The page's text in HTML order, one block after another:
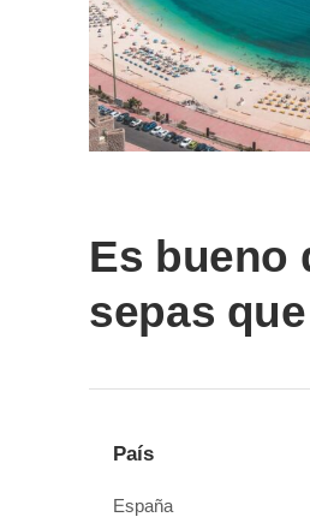
Es bueno
sepas que
País
España